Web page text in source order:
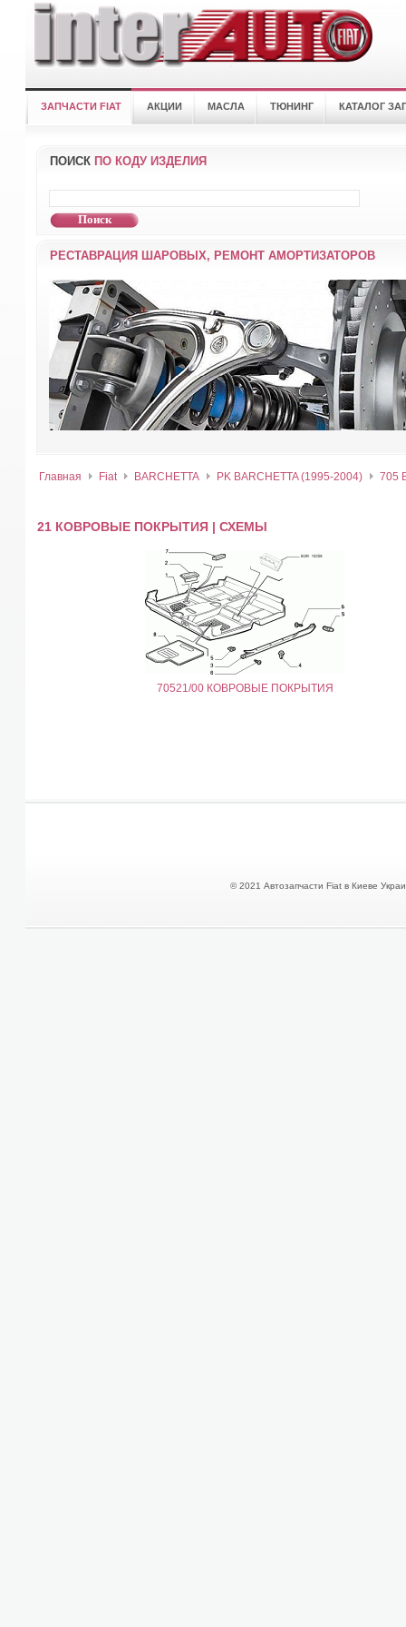
ЗАПЧАСТИ FIAT АКЦИИ МАСЛА ТЮНИНГ КАТАЛОГ
ПОИСК ПО КОДУ ИЗДЕЛИЯ
РЕСТАВРАЦИЯ ШАРОВЫХ, РЕМОНТ АМОРТИЗАТОРОВ
Главная Fiat BARCHETTA PK BARCHETTA (1995-2004) 705
21 КОВРОВЫЕ ПОКРЫТИЯ | СХЕМЫ
70521/00 КОВРОВЫЕ ПОКРЫТИЯ
© 2021 Автозапчасти Fiat в Киеве